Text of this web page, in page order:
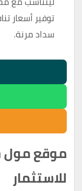
توفير أسعار
سداد مرنة.
موقع مول
للاستثمار